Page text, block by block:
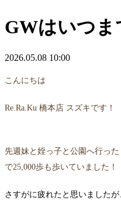
GWはいつま
2026.05.08 10:00
こんにちは
Re.Ra.Ku 橋本店 スズキです！
先週妹と姪っ子と公園へ行っ
で25,000歩も歩いていました！
さすがに疲れたと思いました